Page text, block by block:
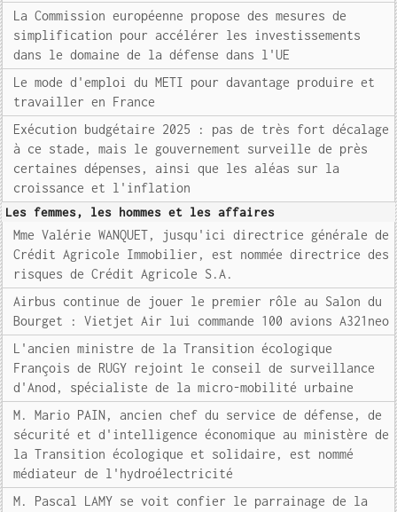
La Commission européenne propose des mesures de
simplification pour accélérer les investissements
dans le domaine de la défense dans l'UE
Le mode d'emploi du METI pour davantage produire et
travailler en France
Exécution budgétaire 2025 : pas de très fort décalage
à ce stade, mais le gouvernement surveille de près
certaines dépenses, ainsi que les aléas sur la
croissance et l'inflation
Les femmes, les hommes et les affaires
Mme Valérie WANQUET, jusqu'ici directrice générale de
Crédit Agricole Immobilier, est nommée directrice des
risques de Crédit Agricole S.A.
Airbus continue de jouer le premier rôle au Salon du
Bourget : Vietjet Air lui commande 100 avions A321neo
L'ancien ministre de la Transition écologique
François de RUGY rejoint le conseil de surveillance
d'Anod, spécialiste de la micro-mobilité urbaine
M. Mario PAIN, ancien chef du service de défense, de
sécurité et d'intelligence économique au ministère de
la Transition écologique et solidaire, est nommé
médiateur de l'hydroélectricité
M. Pascal LAMY se voit confier le parrainage de la